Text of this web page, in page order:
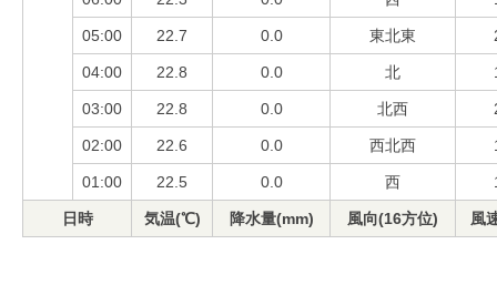
05:00 22.7 0.0 東北東
04:00 22.8 0.0 北
03:00 22.8 0.0 北西
02:00 22.6 0.0 西北西
01:00 22.5 0.0 西
日時 気温(℃) 降水量(mm) 風向(16方位) 風